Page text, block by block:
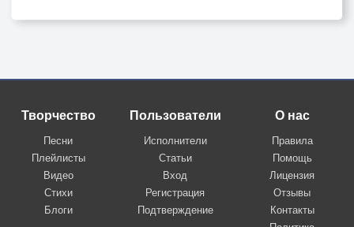
Творчество
Песни
Плейлисты
Видео
Стихи
Блоги
Пользователи
Исполнители
Статьи
Вход
Регистрация
Подтверждение
О нас
Правила
Помощь
Лицензия
Отзывы
Контакты